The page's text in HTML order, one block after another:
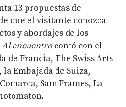
13 propuestas de
que el visitante conozca
y abordajes de los
Al encuentrocontó con el
de Francia, The Swiss Arts
Embajada de Suiza,
Sam Frames, La